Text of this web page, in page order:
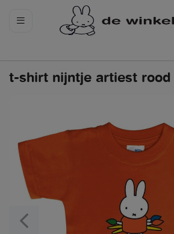
t-shirt nijntje artiest rood